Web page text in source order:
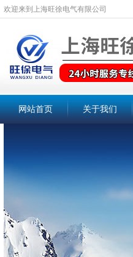
欢迎来到上海旺徐电气有限公司
网站首页 关于我们